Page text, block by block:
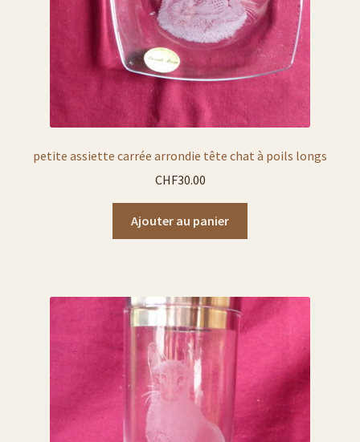
petite assiette carrée arrondie tête chat à poils longs
CHF30.00
Ajouter au panier